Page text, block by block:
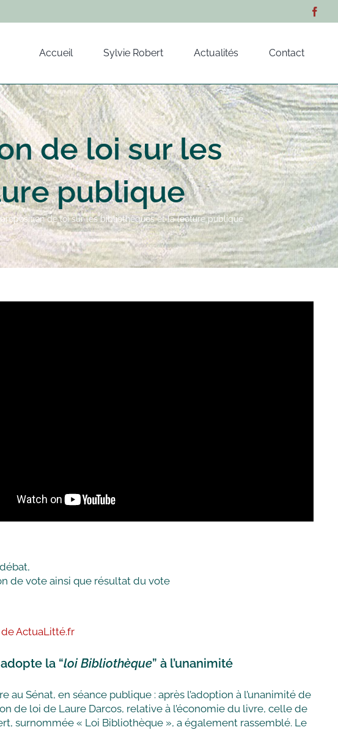
Accueil Sylvie Robert Actualités Contact
de loi sur les
publique
de loi sur les bibliothèques et la lecture publique
de vote ainsi que résultat du vote
ActuaLitté.fr
la “loi Bibliothèque” à l’unanimité
au Sénat, en séance publique : après l’adoption à l’unanimité de
de loi de Laure Darcos, relative à l’économie du livre, celle de
surnommée « Loi Bibliothèque », a également rassemblé. Le